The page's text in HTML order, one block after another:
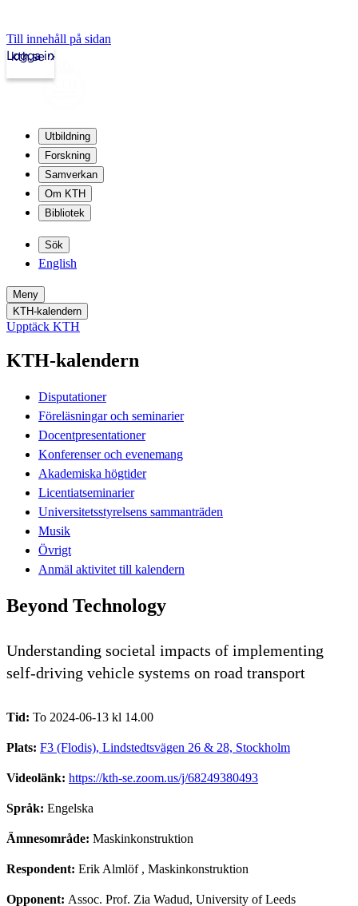
Till innehåll på sidan
kth.se
Logga in
Utbildning
Forskning
Samverkan
Om KTH
Bibliotek
Sök
English
Meny
KTH-kalendern
Upptäck KTH
KTH-kalendern
Disputationer
Föreläsningar och seminarier
Docentpresentationer
Konferenser och evenemang
Akademiska högtider
Licentiatseminarier
Universitetsstyrelsens sammanträden
Musik
Övrigt
Anmäl aktivitet till kalendern
Beyond Technology
Understanding societal impacts of implementing
self-driving vehicle systems on road transport
Tid: To 2024-06-13 kl 14.00
Plats: F3 (Flodis), Lindstedtsvägen 26 & 28, Stockholm
Videolänk: https://kth-se.zoom.us/j/68249380493
Språk: Engelska
Ämnesområde: Maskinkonstruktion
Respondent: Erik Almlöf, Maskinkonstruktion
Opponent: Assoc. Prof. Zia Wadud, University of Leeds